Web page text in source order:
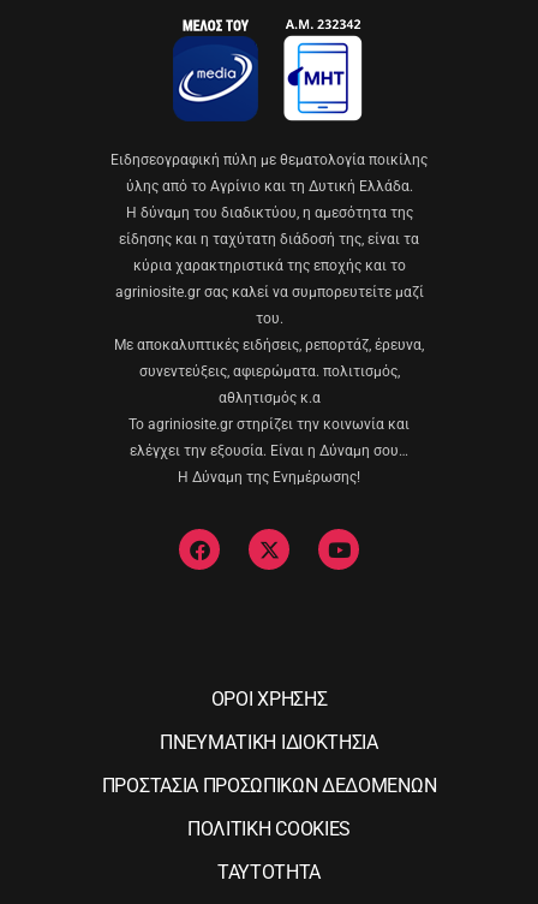
Eιδησεογραφική πύλη με θεματολογία ποικίλης
ύλης από το Αγρίνιο και τη Δυτική Ελλάδα.
Η δύναμη του διαδικτύου, η αμεσότητα της
είδησης και η ταχύτατη διάδοσή της, είναι τα
κύρια χαρακτηριστικά της εποχής και το
agriniosite.gr σας καλεί να συμπορευτείτε μαζί
του.
Με αποκαλυπτικές ειδήσεις, ρεπορτάζ, έρευνα,
συνεντεύξεις, αφιερώματα. πολιτισμός,
αθλητισμός κ.α
Το agriniosite.gr στηρίζει την κοινωνία και
ελέγχει την εξουσία. Είναι η Δύναμη σου…
Η Δύναμη της Ενημέρωσης!
ΟΡΟΙ ΧΡΗΣΗΣ
ΠΝΕΥΜΑΤΙΚΗ ΙΔΙΟΚΤΗΣΙΑ
ΠΡΟΣΤΑΣΙΑ ΠΡΟΣΩΠΙΚΩΝ ΔΕΔΟΜΕΝΩΝ
ΠΟΛΙΤΙΚΗ COOKIES
ΤΑΥΤΟΤΗΤΑ